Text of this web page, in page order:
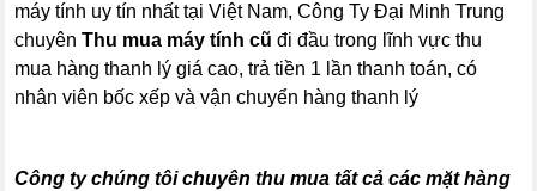
máy tính uy tín nhất tại Việt Nam, Công Ty Đại Minh Trung
chuyênThu mua máy tính cũ đi đầu trong lĩnh vực thu
mua hàng thanh lý giá cao, trả tiền 1 lần thanh toán, có
nhân viên bốc xếp và vận chuyển hàng thanh lý
Công ty chúng tôi chuyên thu mua tất cả các mặt hàng